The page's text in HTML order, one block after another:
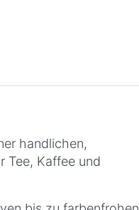
handlichen,
Tee, Kaffee und